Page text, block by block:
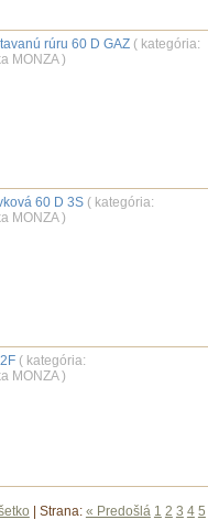
rúru 60 D GAZ ( kategória:
MONZA)
60 D 3S ( kategória:
MONZA)
( kategória:
MONZA)
| Strana: « Predošlá 1 2 3 4 5